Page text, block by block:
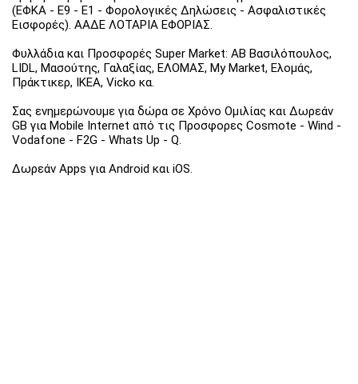
(ΕΦΚΑ - Ε9 - Ε1 - Φορολογικές Δηλώσεις - Ασφαλιστικές
Εισφορές). ΑΑΔΕ ΛΟΤΑΡΙΑ ΕΦΟΡΙΑΣ.
Φυλλάδια και Προσφορές Super Market: ΑΒ Βασιλόπουλος,
LIDL, Μασούτης, Γαλαξίας, ΕΛΟΜΑΣ, My Market, Ελομάς,
Πράκτικερ, ΙΚΕΑ, Vicko κα.
Σας ενημερώνουμε για δώρα σε Χρόνο Ομιλίας και Δωρεάν
GB για Mobile Internet από τις Προσφορες Cosmote - Wind -
Vodafone - F2G - Whats Up - Q.
Δωρεάν Apps για Android και iOS.